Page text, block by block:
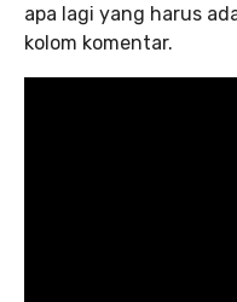
apa lagi yang harus
kolom komentar.